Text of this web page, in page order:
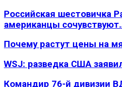
Российская шестовичка
американцы
Почему растут цены на
WSJ: разведка США
Командир 76-й дивизии